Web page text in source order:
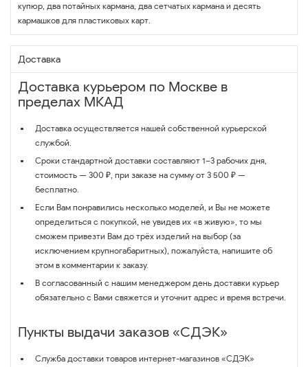
купюр, два потайных кармана, два сетчатых кармана и десять
кармашков для пластиковых карт.
Доставка
Доставка курьером по Москве в
пределах МКАД
Доставка осуществляется нашей собственной курьерской
службой.
Сроки стандартной доставки составляют 1–3 рабочих дня,
стоимость — 300 ₽, при заказе на сумму от 3 500 ₽ —
бесплатно.
Если Вам понравились несколько моделей, и Вы не можете
определиться с покупкой, не увидев их «в живую», то мы
сможем привезти Вам до трёх изделий на выбор (за
исключением крупногабаритных), пожалуйста, напишите об
этом в комментарии к заказу.
В согласованный с нашим менеджером день доставки курьер
обязательно с Вами свяжется и уточнит адрес и время встречи.
Пункты выдачи заказов «СДЭК»
Служба доставки товаров интернет-магазинов «СДЭК»